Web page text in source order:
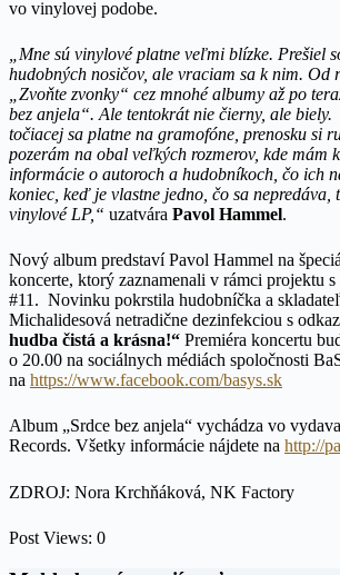
vo vinylovej podobe.
„Mne sú vinylové platne veľmi blízke. Prešiel
hudobných nosičov, ale vraciam sa k nim. Od
„Zvoňte zvonky“ cez mnohé albumy až po
bez anjela“. Ale tentokrát nie čierny, ale
točiacej sa platne na gramofóne, prenosku si
pozerám na obal veľkých rozmerov, kde mám
informácie o autoroch a hudobníkoch, čo ich
koniec, keď je vlastne jedno, čo sa nepredáva,
vinylové LP,“ uzatvára Pavol Hammel.
Nový album predstaví Pavol Hammel na
koncerte, ktorý zaznamenali v rámci projektu
#11. Novinku pokrstila hudobníčka a
Michalidesová netradične dezinfekciou s
hudba čistá a krásna!“ Premiéra koncertu
o 20.00 na sociálnych médiách spoločnosti
na https://www.facebook.com/basys.sk
Album „Srdce bez anjela“ vychádza vo
Records. Všetky informácie nájdete na http://
ZDROJ: Nora Krchňáková, NK Factory
Post Views: 0